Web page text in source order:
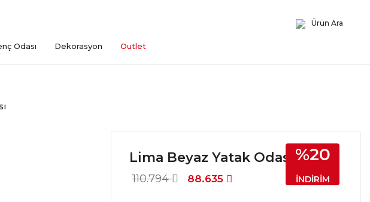
Ürün Ara
Odası Dekorasyon Outlet
Lima Beyaz Yatak Odası
110.794 88.635 İNDİRİM
%20